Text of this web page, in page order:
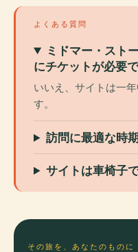
よくある質問
ミドマー・スト
にチケットが必要
いいえ、サイトは一
す。
訪問に最適な時
サイトは車椅子
その旅を、あなたのものに